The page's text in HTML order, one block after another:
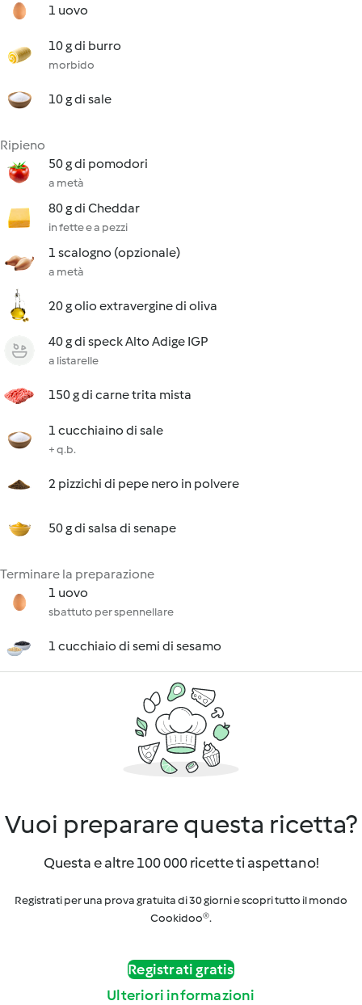
1 uovo
10 g di burro
morbido
10 g di sale
Ripieno
50 g di pomodori
a metà
80 g di Cheddar
in fette e a pezzi
1 scalogno (opzionale)
a metà
20 g olio extravergine di oliva
40 g di speck Alto Adige IGP
a listarelle
150 g di carne trita mista
1 cucchiaino di sale
+ q.b.
2 pizzichi di pepe nero in polvere
50 g di salsa di senape
Terminare la preparazione
1 uovo
sbattuto per spennellare
1 cucchiaio di semi di sesamo
Vuoi preparare questa ricetta?
Questa e altre 100 000 ricette ti aspettano!
Registrati per una prova gratuita di 30 giorni e scopri tutto il mondo
Cookidoo®.
Registrati gratis
Ulteriori informazioni